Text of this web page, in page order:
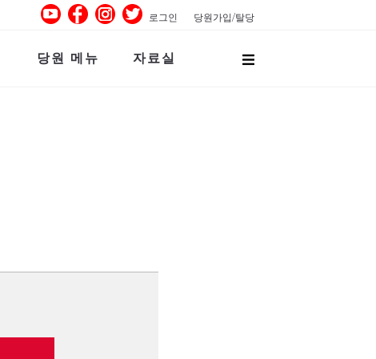
로그인 당원가입/탈당
당원 메뉴 자료실